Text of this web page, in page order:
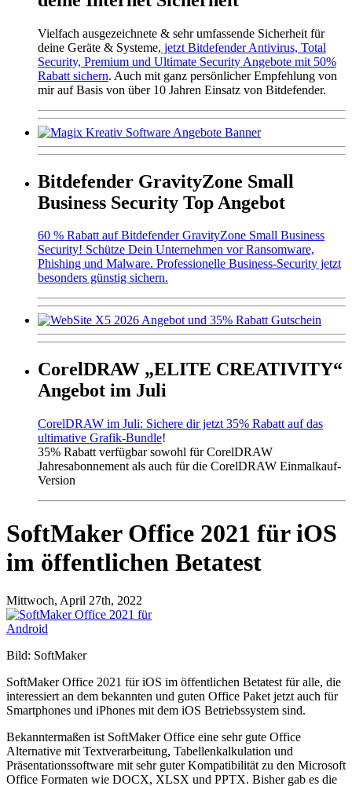
Vielfach ausgezeichnete & sehr umfassende Sicherheit für
deine Geräte & Systeme, jetzt Bitdefender Antivirus, Total
Security, Premium und Ultimate Security Angebote mit 50%
Rabatt sichern. Auch mit ganz persönlicher Empfehlung von
mir auf Basis von über 10 Jahren Einsatz von Bitdefender.
Bitdefender GravityZone Small
Business Security Top Angebot
60 % Rabatt auf Bitdefender GravityZone Small Business
Security! Schütze Dein Unternehmen vor Ransomware,
Phishing und Malware. Professionelle Business-Security jetzt
besonders günstig sichern.
CorelDRAW „ELITE CREATIVITY“
Angebot im Juli
CorelDRAW im Juli: Sichere dir jetzt 35% Rabatt auf das
ultimative Grafik-Bundle!
35% Rabatt verfügbar sowohl für CorelDRAW
Jahresabonnement als auch für die CorelDRAW Einmalkauf-
Version
SoftMaker Office 2021 für iOS
im öffentlichen Betatest
Mittwoch, April 27th, 2022
Bild: SoftMaker
SoftMaker Office 2021 für iOS im öffentlichen Betatest für alle, die
interessiert an dem bekannten und guten Office Paket jetzt auch für
Smartphones und iPhones mit dem iOS Betriebssystem sind.
Bekanntermaßen ist SoftMaker Office eine sehr gute Office
Alternative mit Textverarbeitung, Tabellenkalkulation und
Präsentationssoftware mit sehr guter Kompatibilität zu den Microsoft
Office Formaten wie DOCX, XLSX und PPTX. Bisher gab es die